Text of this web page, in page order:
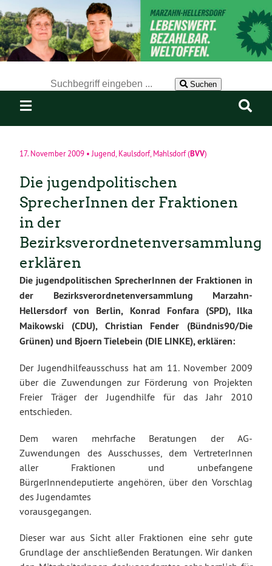
Suchen
17. November 2009 •Jugend,Kaulsdorf,Mahlsdorf(BVV)
Die jugendpolitischen
SprecherInnen der Fraktionen
in der
Bezirksverordnetenversammlung
erklären
Die jugendpolitischen SprecherInnen der Fraktionen in
der Bezirksverordnetenversammlung Marzahn-
Hellersdorf von Berlin, Konrad Fonfara (SPD), Ilka
Maikowski (CDU), Christian Fender (Bündnis90/Die
Grünen) und Bjoern Tielebein (DIE LINKE), erklären:
Der Jugendhilfeausschuss hat am 11. November 2009
über die Zuwendungen zur Förderung von Projekten
Freier Träger der Jugendhilfe für das Jahr 2010
entschieden.
Dem waren mehrfache Beratungen der AG-
Zuwendungen des Ausschusses, dem VertreterInnen
aller Fraktionen und unbefangene
BürgerInnendeputierte angehören, über den Vorschlag
des Jugendamtes
vorausgegangen.
Dieser war aus Sicht aller Fraktionen eine sehr gute
Grundlage der anschließenden Beratungen. Wir danken